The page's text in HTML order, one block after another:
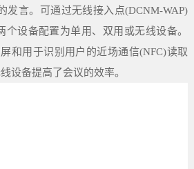
发言。可通过无线接入点(DCNM-WAP)
个设备配置为单用、双用或无线设备。
和用于识别用户的近场通信(NFC)读取
设备提高了会议的效率。